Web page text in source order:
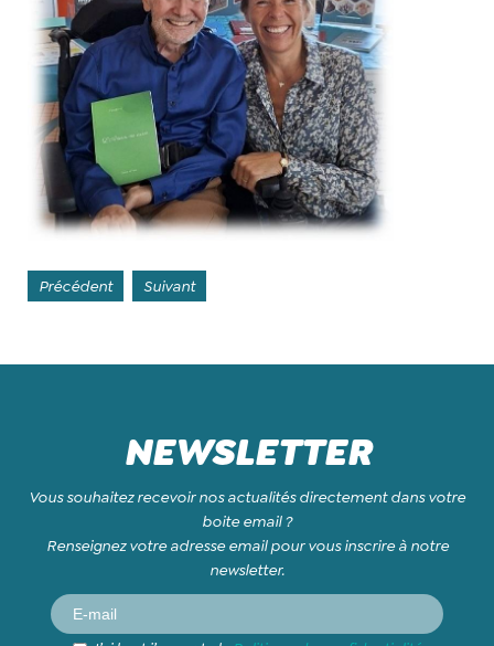
Précédent Suivant
NEWSLETTER
Vous souhaitez recevoir nos actualités directement dans votre
boite email ?
Renseignez votre adresse email pour vous inscrire à notre
newsletter.